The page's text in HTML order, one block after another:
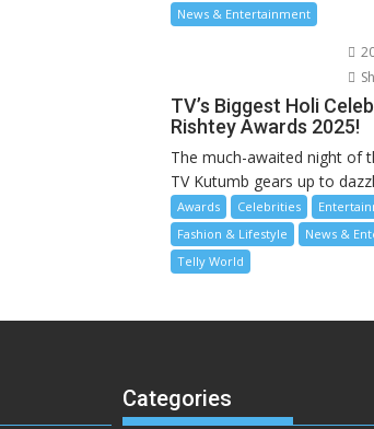
News & Entertainment
TV’s Biggest Holi
Rishtey Awards 2025!
The much-awaited night of
TV Kutumb gears up to
Awards Celebrities
Fashion & Lifestyle
News &
Telly World
Categories